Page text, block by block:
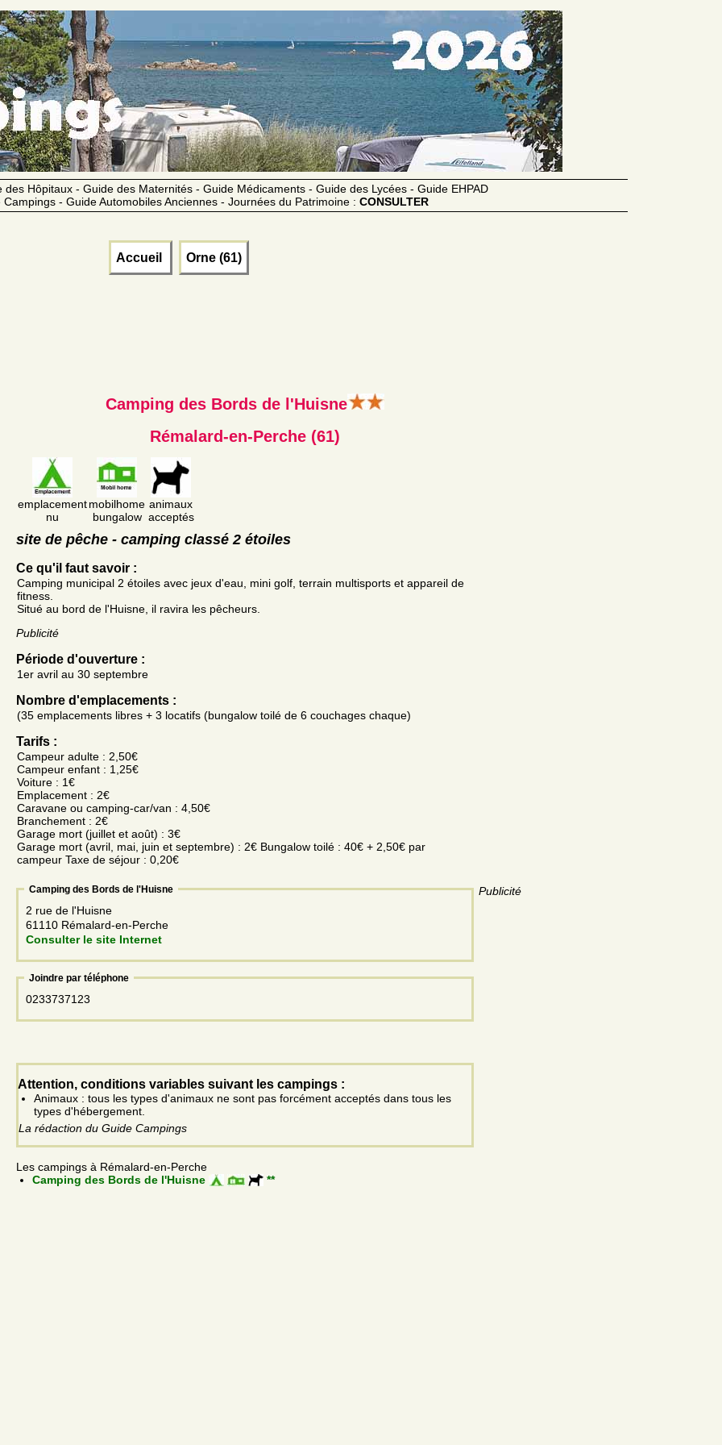
Hôpitaux - Guide des Maternités - Guide Médicaments - Guide des Lycées - Guide EHPAD
- Guide Automobiles Anciennes - Journées du Patrimoine : CONSULTER
Accueil Orne (61)
Publicité
Camping des Bords de l'Huisne
Rémalard-en-Perche (61)
emplacement
nu
mobilhome
bungalow
animaux
acceptés
site de pêche - camping classé 2 étoiles
Ce qu'il faut savoir :
Camping municipal 2 étoiles avec jeux d'eau, mini golf, terrain multisports et appareil de
fitness.
Situé au bord de l'Huisne, il ravira les pêcheurs.
Publicité
Période d'ouverture :
1er avril au 30 septembre
Nombre d'emplacements :
(35 emplacements libres + 3 locatifs (bungalow toilé de 6 couchages chaque)
Tarifs :
Campeur adulte : 2,50€
Campeur enfant : 1,25€
Voiture : 1€
Emplacement : 2€
Caravane ou camping-car/van : 4,50€
Branchement : 2€
Garage mort (juillet et août) : 3€
Garage mort (avril, mai, juin et septembre) : 2€ Bungalow toilé : 40€ + 2,50€ par
campeur Taxe de séjour : 0,20€
Camping des Bords de l'Huisne
2 rue de l'Huisne
61110 Rémalard-en-Perche
Consulter le site Internet
Joindre par téléphone
0233737123
Attention, conditions variables suivant les campings :
Animaux : tous les types d'animaux ne sont pas forcément acceptés dans tous les
types d'hébergement.
La rédaction du Guide Campings
Les campings à Rémalard-en-Perche
Camping des Bords de l'Huisne
**